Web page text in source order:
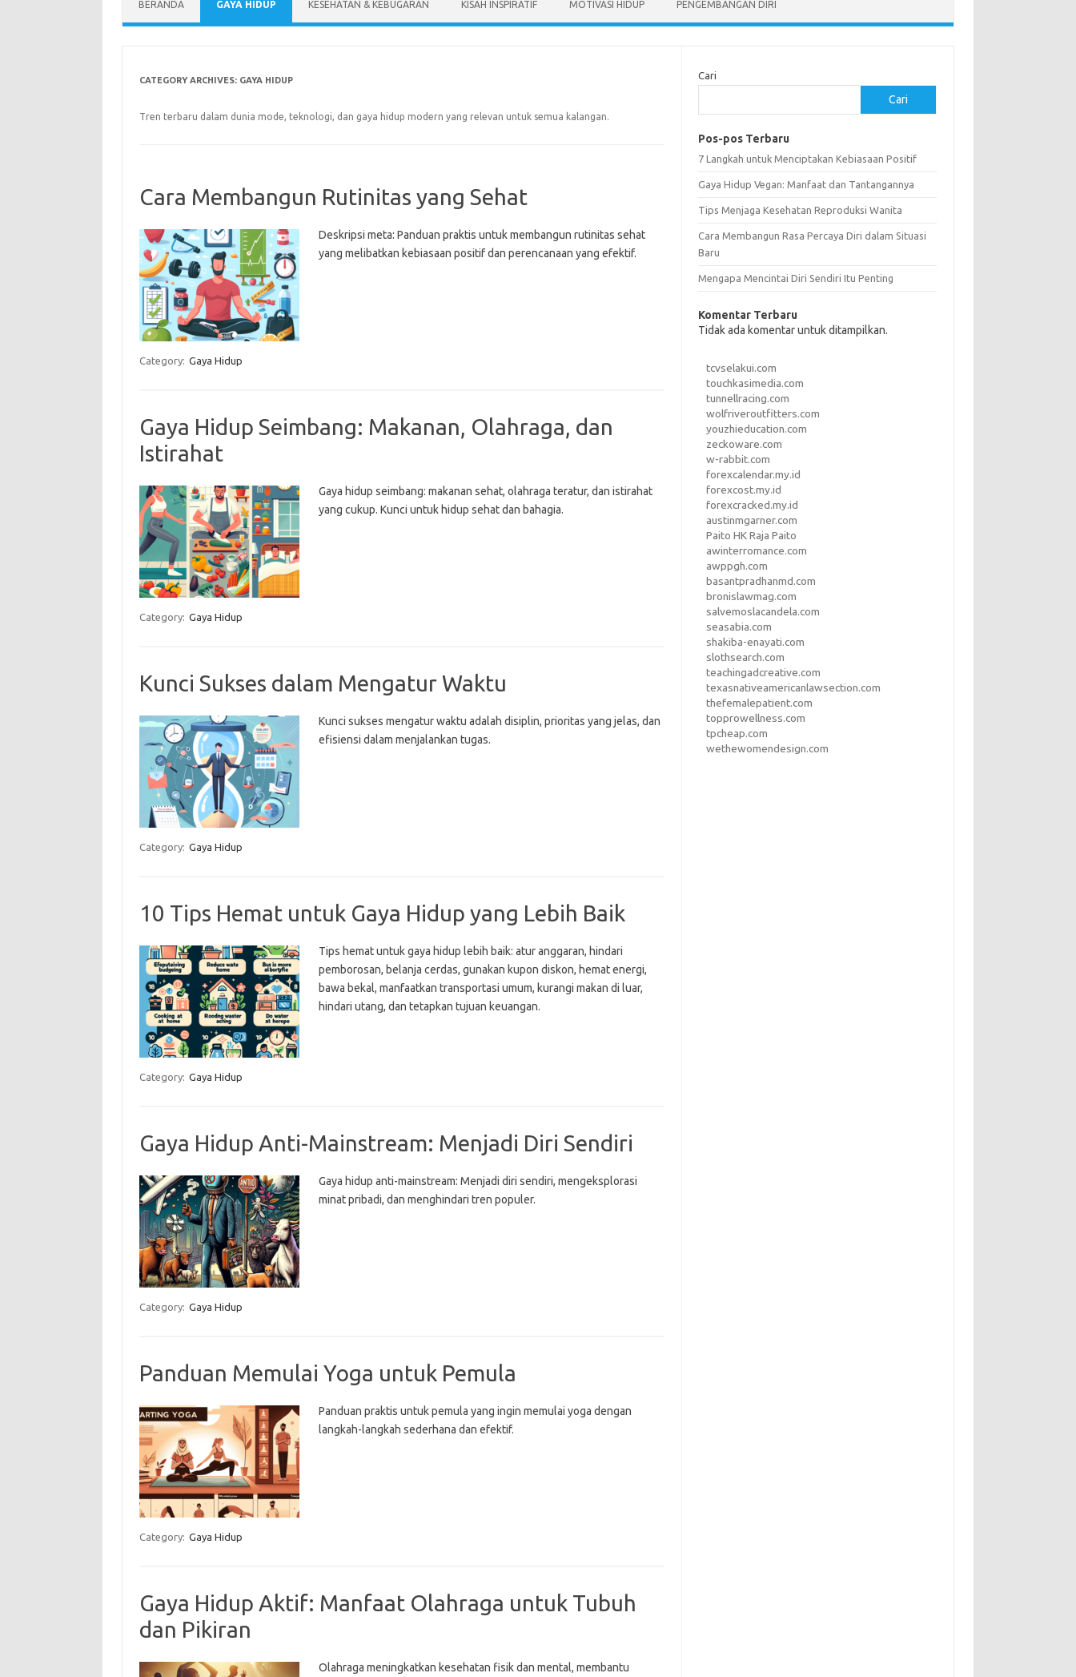
BERANDA GAYA HIDUP KESEHATAN & KEBUGARAN KISAH INSPIRATIF MOTIVASI HIDUP PENGEMBANGAN DIRI
CATEGORY ARCHIVES: GAYA HIDUP
Tren terbaru dalam dunia mode, teknologi, dan gaya hidup modern yang relevan untuk semua kalangan.
Cara Membangun Rutinitas yang Sehat
Deskripsi meta: Panduan praktis untuk membangun rutinitas sehat
yang melibatkan kebiasaan positif dan perencanaan yang efektif.
Category: Gaya Hidup
Gaya Hidup Seimbang: Makanan, Olahraga, dan
Istirahat
Gaya hidup seimbang: makanan sehat, olahraga teratur, dan istirahat
yang cukup. Kunci untuk hidup sehat dan bahagia.
Category: Gaya Hidup
Kunci Sukses dalam Mengatur Waktu
Kunci sukses mengatur waktu adalah disiplin, prioritas yang jelas, dan
efisiensi dalam menjalankan tugas.
Category: Gaya Hidup
10 Tips Hemat untuk Gaya Hidup yang Lebih Baik
Tips hemat untuk gaya hidup lebih baik: atur anggaran, hindari
pemborosan, belanja cerdas, gunakan kupon diskon, hemat energi,
bawa bekal, manfaatkan transportasi umum, kurangi makan di luar,
hindari utang, dan tetapkan tujuan keuangan.
Category: Gaya Hidup
Gaya Hidup Anti-Mainstream: Menjadi Diri Sendiri
Gaya hidup anti-mainstream: Menjadi diri sendiri, mengeksplorasi
minat pribadi, dan menghindari tren populer.
Category: Gaya Hidup
Panduan Memulai Yoga untuk Pemula
Panduan praktis untuk pemula yang ingin memulai yoga dengan
langkah-langkah sederhana dan efektif.
Category: Gaya Hidup
Gaya Hidup Aktif: Manfaat Olahraga untuk Tubuh
dan Pikiran
Olahraga meningkatkan kesehatan fisik dan mental, membantu
Cari
Cari
Pos-pos Terbaru
7 Langkah untuk Menciptakan Kebiasaan Positif
Gaya Hidup Vegan: Manfaat dan Tantangannya
Tips Menjaga Kesehatan Reproduksi Wanita
Cara Membangun Rasa Percaya Diri dalam Situasi
Baru
Mengapa Mencintai Diri Sendiri Itu Penting
Komentar Terbaru
Tidak ada komentar untuk ditampilkan.
tcvselakui.com
touchkasimedia.com
tunnellracing.com
wolfriveroutfitters.com
youzhieducation.com
zeckoware.com
w-rabbit.com
forexcalendar.my.id
forexcost.my.id
forexcracked.my.id
austinmgarner.com
Paito HK Raja Paito
awinterromance.com
awppgh.com
basantpradhanmd.com
bronislawmag.com
salvemoslacandela.com
seasabia.com
shakiba-enayati.com
slothsearch.com
teachingadcreative.com
texasnativeamericanlawsection.com
thefemalepatient.com
topprowellness.com
tpcheap.com
wethewomendesign.com